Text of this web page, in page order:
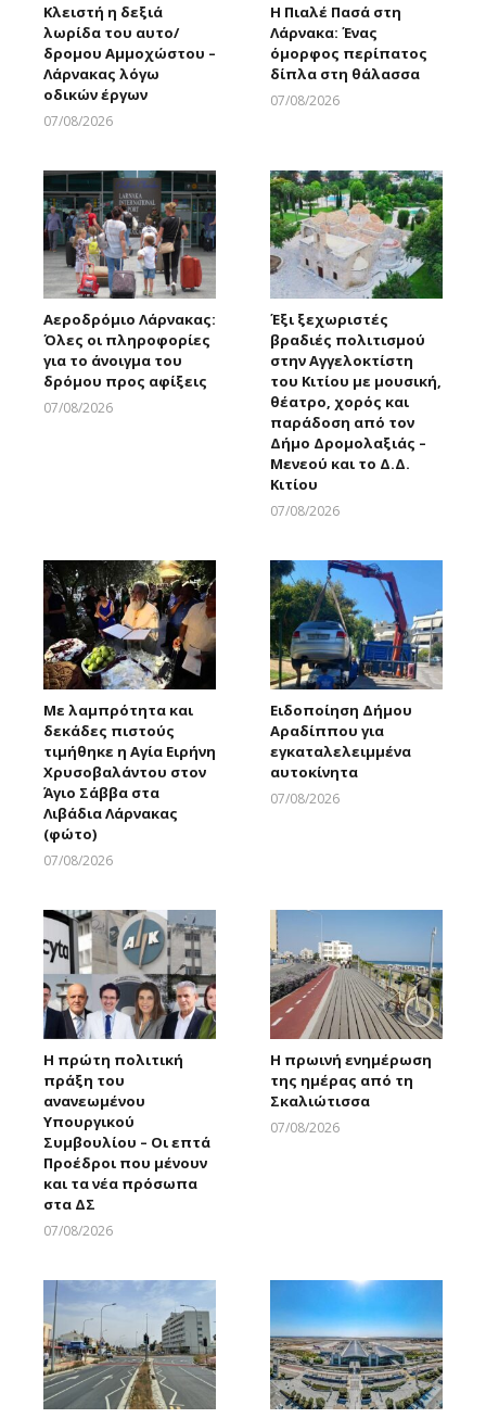
Κλειστή η δεξιά
λωρίδα του αυτο/
δρομου Αμμοχώστου –
Λάρνακας λόγω
οδικών έργων
07/08/2026
Η Πιαλέ Πασά στη
Λάρνακα: Ένας
όμορφος περίπατος
δίπλα στη θάλασσα
07/08/2026
Αεροδρόμιο Λάρνακας:
Όλες οι πληροφορίες
για το άνοιγμα του
δρόμου προς αφίξεις
07/08/2026
Έξι ξεχωριστές
βραδιές πολιτισμού
στην Αγγελοκτίστη
του Κιτίου με μουσική,
θέατρο, χορός και
παράδοση από τον
Δήμο Δρομολαξιάς –
Μενεού και το Δ.Δ.
Κιτίου
07/08/2026
Με λαμπρότητα και
δεκάδες πιστούς
τιμήθηκε η Αγία Ειρήνη
Χρυσοβαλάντου στον
Άγιο Σάββα στα
Λιβάδια Λάρνακας
(φώτο)
07/08/2026
Ειδοποίηση Δήμου
Αραδίππου για
εγκαταλελειμμένα
αυτοκίνητα
07/08/2026
Η πρώτη πολιτική
πράξη του
ανανεωμένου
Υπουργικού
Συμβουλίου – Οι επτά
Προέδροι που μένουν
και τα νέα πρόσωπα
στα ΔΣ
07/08/2026
Η πρωινή ενημέρωση
της ημέρας από τη
Σκαλιώτισσα
07/08/2026